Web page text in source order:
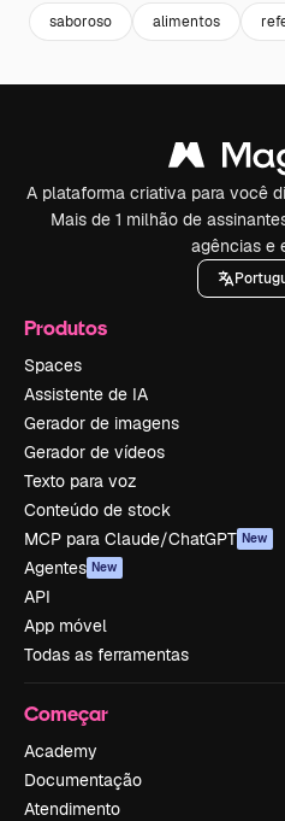
saboroso alimentos
A plataforma criativa para você
Mais de 1 milhão de
agências e
Produtos
Spaces
Assistente de IA
Gerador de imagens
Gerador de vídeos
Texto para voz
Conteúdo de stock
MCP para Claude/ChatGPT New
Agentes New
API
App móvel
Todas as ferramentas
Começar
Academy
Documentação
Atendimento